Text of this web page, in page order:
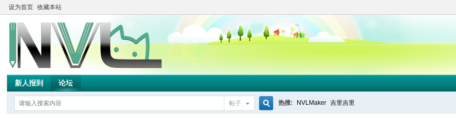
设为首页 收藏本站
新人报到 论坛
帖子 热搜: NVLMaker 吉里吉里